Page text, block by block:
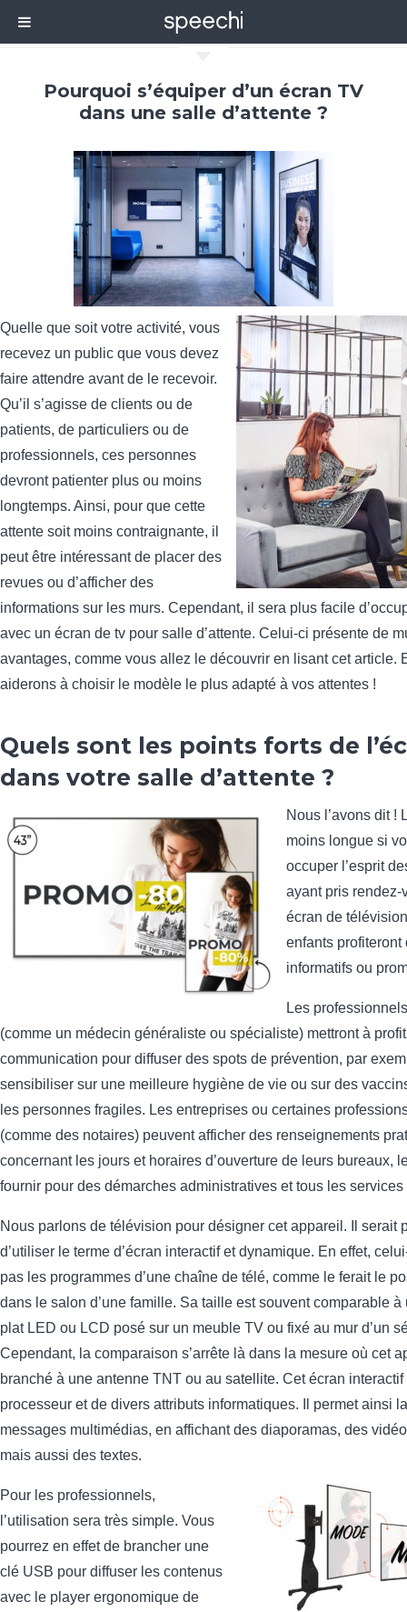
Pourquoi s’équiper d’un écran TV
dans une salle d’attente ?
Quelle que soit votre activité, vous
recevez un public que vous devez
faire attendre avant de le recevoir.
Qu’il s’agisse de clients ou de
patients, de particuliers ou de
professionnels, ces personnes
devront patienter plus ou moins
longtemps. Ainsi, pour que cette
attente soit moins contraignante, il
peut être intéressant de placer des
revues ou d’afficher des
informations sur les murs. Cependant, il sera plus facile
avec un écran de tv pour salle d’attente. Celui-ci présente de
avantages, comme vous allez le découvrir en lisant cet article.
aiderons à choisir le modèle le plus adapté à vos attentes !
Quels sont les points forts de
dans votre salle d’attente ?
Nous l’avons dit !
moins longue si
occuper l’esprit
ayant pris rendez-
écran de
enfants profiteront
informatifs ou
Les
(comme un médecin généraliste ou spécialiste) mettront à
communication pour diffuser des spots de prévention, par
sensibiliser sur une meilleure hygiène de vie ou sur des
les personnes fragiles. Les entreprises ou certaines
(comme des notaires) peuvent afficher des renseignements
concernant les jours et horaires d’ouverture de leurs bureaux,
fournir pour des démarches administratives et tous les
Nous parlons de télévision pour désigner cet appareil. Il serait
d’utiliser le terme d’écran interactif et dynamique. En effet,
pas les programmes d’une chaîne de télé, comme le ferait le
dans le salon d’une famille. Sa taille est souvent comparable à
plat LED ou LCD posé sur un meuble TV ou fixé au mur d’un
Cependant, la comparaison s’arrête là dans la mesure où cet
branché à une antenne TNT ou au satellite. Cet écran interactif
processeur et de divers attributs informatiques. Il permet ainsi
messages multimédias, en affichant des diaporamas, des
mais aussi des textes.
Pour les professionnels,
l’utilisation sera très simple. Vous
pourrez en effet de brancher une
clé USB pour diffuser les contenus
avec le player ergonomique de